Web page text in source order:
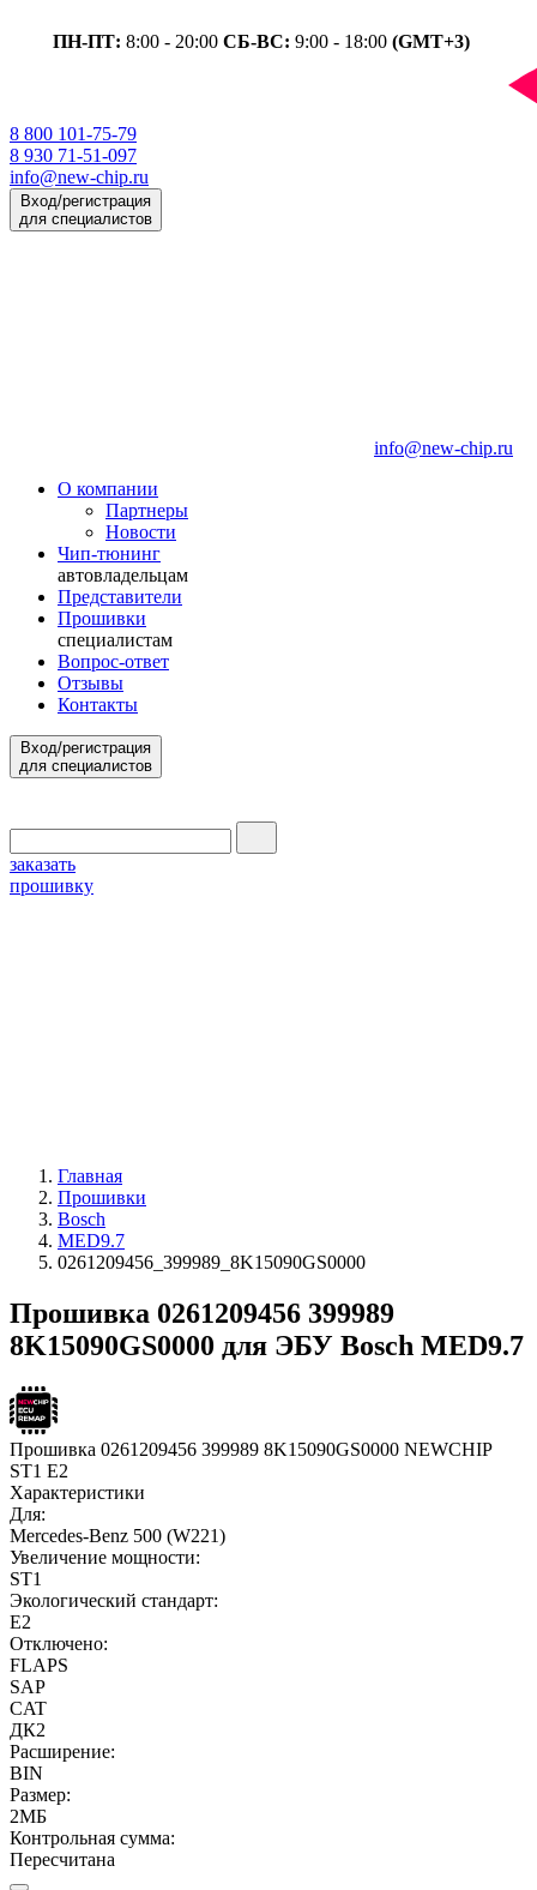
ПН-ПТ: 8:00 - 20:00 СБ-ВС: 9:00 - 18:00 (GMT+3)
8 800 101-75-79
8 930 71-51-097
info@new-chip.ru
Вход/регистрация
для специалистов
info@new-chip.ru
О компании
Партнеры
Новости
Чип-тюнинг
автовладельцам
Представители
Прошивки
специалистам
Вопрос-ответ
Отзывы
Контакты
Вход/регистрация
для специалистов
заказать
прошивку
Главная
Прошивки
Bosch
MED9.7
0261209456_399989_8K15090GS0000
Прошивка 0261209456 399989
8K15090GS0000 для ЭБУ Bosch MED9.7
Прошивка 0261209456 399989 8K15090GS0000 NEWCHIP
ST1 E2
Характеристики
Для:
Mercedes-Benz 500 (W221)
Увеличение мощности:
ST1
Экологический стандарт:
E2
Отключено:
FLAPS
SAP
CAT
ДК2
Расширение:
BIN
Размер:
2МБ
Контрольная сумма:
Пересчитана